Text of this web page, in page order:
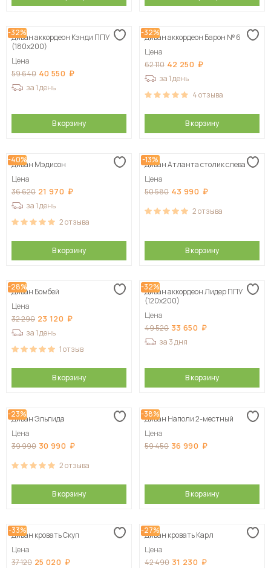
-32%
Диван аккордеон Кэнди ППУ
(180х200)
Цена
59 640 40 550
за 1 день
В корзину
-32%
Диван аккордеон Барон № 6
Цена
62 110 42 250
за 1 день
4отзыва
В корзину
-40%
Диван Мэдисон
Цена
36 620 21 970
за 1 день
2отзыва
В корзину
-13%
Диван Атланта столик слева
Цена
50 580 43 990
2отзыва
В корзину
-28%
Диван Бомбей
Цена
32 290 23 120
за 1 день
1отзыв
В корзину
-32%
Диван аккордеон Лидер ППУ
(120х200)
Цена
49 520 33 650
за 3 дня
В корзину
-23%
Диван Эльпида
Цена
39 990 30 990
2отзыва
В корзину
-38%
Диван Наполи 2-местный
Цена
59 450 36 990
В корзину
-33%
Диван кровать Скуп
Цена
37 120 25 020
-27%
Диван кровать Карл
Цена
42 490 31 230